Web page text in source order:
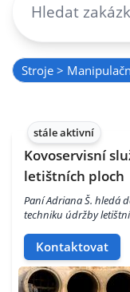
Stroje >
stále aktivní
Kovoservisní
letištních ploch
Paní Adriana Š. hledá
techniku údržby
Kontaktovat